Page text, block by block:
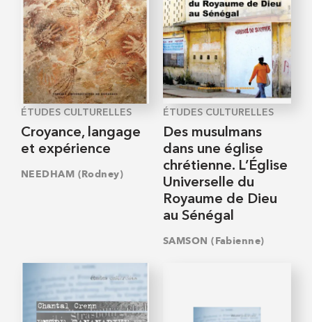
ÉTUDES CULTURELLES
Croyance, langage
et expérience
NEEDHAM (Rodney)
ÉTUDES CULTURELLES
Des musulmans
dans une église
chrétienne. L’Église
Universelle du
Royaume de Dieu
au Sénégal
SAMSON (Fabienne)